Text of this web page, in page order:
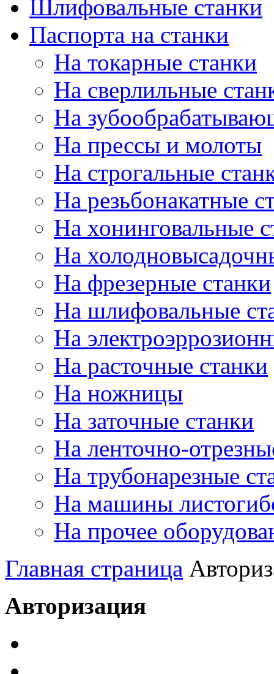
Шлифовальные станки
Паспорта на станки
На токарные станки
На сверлильные
На
На прессы и молоты
На строгальные
На резьбонакатные
На хонинговальные
На
На фрезерные станки
На шлифовальные
На
На расточные станки
На ножницы
На заточные станки
На ленточно-
На трубонарезные
На машины
На прочее
Главная страница
Авторизация